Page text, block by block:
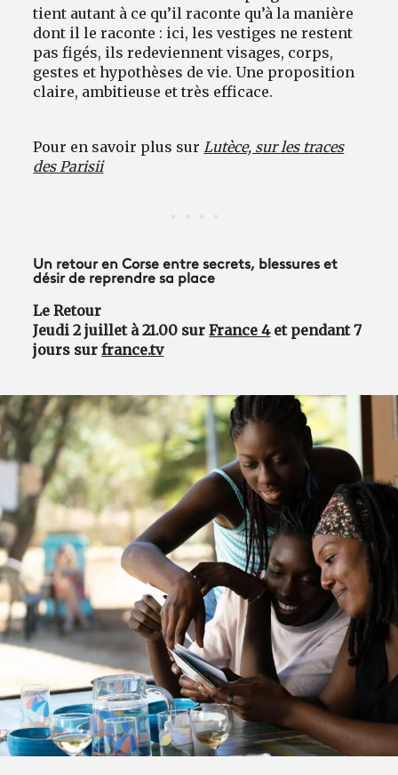
tient autant à ce qu’il raconte qu’à la manière
dont il le raconte : ici, les vestiges ne restent
pas figés, ils redeviennent visages, corps,
gestes et hypothèses de vie. Une proposition
claire, ambitieuse et très efficace.
Pour en savoir plus surLutèce, sur les traces
des Parisii
Un retour en Corse entre secrets, blessures et
désir de reprendre sa place
Le Retour
Jeudi 2 juillet à 21.00 surFrance 4et pendant 7
jours surfrance.tv